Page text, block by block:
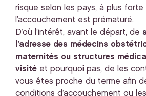
risque selon les pays, à plus forte
l’accouchement est prématuré.
D’où l’intérêt, avant le départ, de
l’adresse des médecins
maternités ou structures
visité et pourquoi pas, de les
vous êtes proche du terme afin
conditions d’accouchement ou